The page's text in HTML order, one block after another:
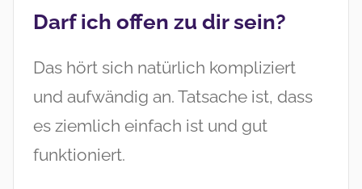
Darf ich offen zu dir sein?
Das hört sich natürlich kompliziert
und aufwändig an. Tatsache ist, dass
es ziemlich einfach ist und gut
funktioniert.